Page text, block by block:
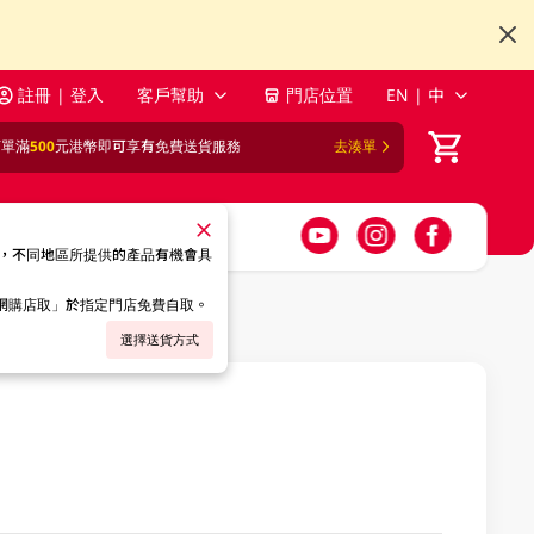
註冊 | 登入 客戶幫助 門店位置 EN | 中
滿500元港幣即可享有免費送貨服務 去湊單
不同地區所提供的產品有機會具
店取」於指定門店免費自取。
選擇送貨方式